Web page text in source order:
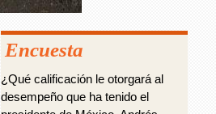
Encuesta
¿Qué calificación le otorgará al
desempeño que ha tenido el